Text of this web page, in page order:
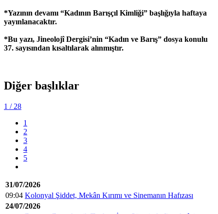
*Yazının devamı “Kadının Barışçıl Kimliği” başlığıyla haftaya
yayınlanacaktır.
*Bu yazı, Jineolojî Dergisi’nin “Kadın ve Barış” dosya konulu
37. sayısından kısaltılarak alınmıştır.
Diğer başlıklar
1 / 28
1
2
3
4
5
31/07/2026
09:04 Kolonyal Şiddet, Mekân Kırımı ve Sinemanın Hafızası
24/07/2026